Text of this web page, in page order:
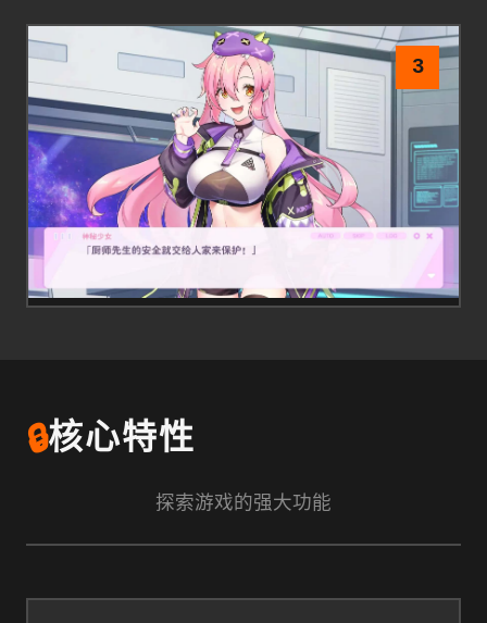
3
🔒核心特性
探索游戏的强大功能